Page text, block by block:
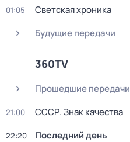
01:05
Светская хроника
Будущие передачи
360TV
Прошедшие передачи
21:00 СССР. Знак качества
22:20 Последний день